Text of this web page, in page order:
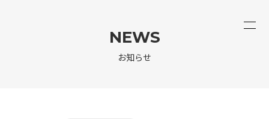
NEWS
お知らせ